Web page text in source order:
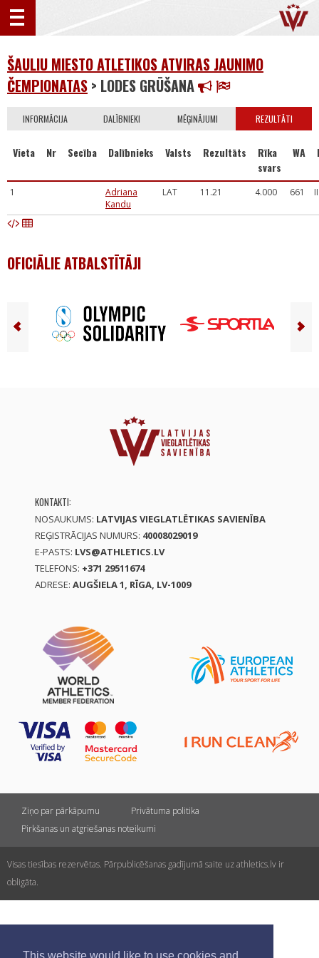
ŠAULIU MIESTO ATLETIKOS ATVIRAS JAUNIMO
ČEMPIONATAS > LODES GRŪŠANA
INFORMĀCIJA DALĪBNIEKI MĒĢINĀJUMI REZULTĀTI
Vieta Nr Secība Dalībnieks Valsts Rezultāts
Rīka
svars
WA
1
Adriana
Kandu
LAT 11.21 4.000 661
OFICIĀLIE ATBALSTĪTĀJI
KONTAKTI:
NOSAUKUMS: LATVIJAS VIEGLATLĒTIKAS SAVIENĪBA
REĢISTRĀCIJAS NUMURS: 40008029019
E-PASTS: LVS@ATHLETICS.LV
TELEFONS: +371 29511674
ADRESE: AUGŠIELA 1, RĪGA, LV-1009
Ziņo par pārkāpumu
Privātuma politika
Pirkšanas un atgriešanas noteikumi
Visas tiesības rezervētas. Pārpublicēšanas gadījumā saite uz athletics.lv ir
obligāta.